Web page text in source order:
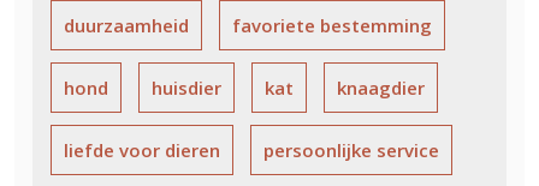
duurzaamheid favoriete bestemming
hond huisdier kat knaagdier
liefde voor dieren persoonlijke service